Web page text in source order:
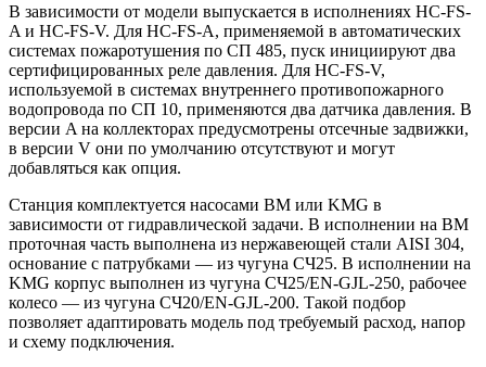
В зависимости от модели выпускается в исполнениях HC-FS-
A и HC-FS-V. Для HC-FS-A, применяемой в автоматических
системах пожаротушения по СП 485, пуск инициируют два
сертифицированных реле давления. Для HC-FS-V,
используемой в системах внутреннего противопожарного
водопровода по СП 10, применяются два датчика давления. В
версии A на коллекторах предусмотрены отсечные задвижки,
в версии V они по умолчанию отсутствуют и могут
добавляться как опция.
Станция комплектуется насосами BM или KMG в
зависимости от гидравлической задачи. В исполнении на BM
проточная часть выполнена из нержавеющей стали AISI 304,
основание с патрубками — из чугуна СЧ25. В исполнении на
KMG корпус выполнен из чугуна СЧ25/EN-GJL-250, рабочее
колесо — из чугуна СЧ20/EN-GJL-200. Такой подбор
позволяет адаптировать модель под требуемый расход, напор
и схему подключения.